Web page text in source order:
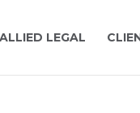
ALLIED LEGAL